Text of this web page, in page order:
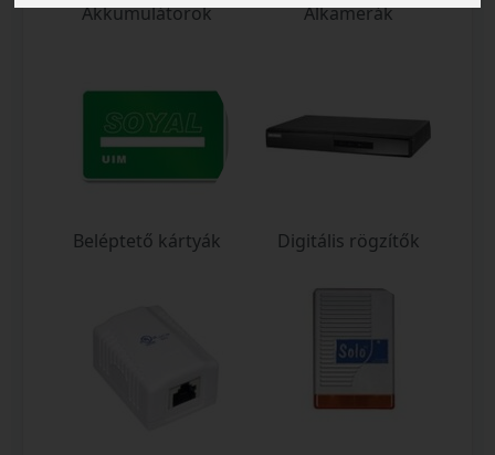
Akkumulátorok Álkamerák
Beléptető kártyák Digitális rögzítők